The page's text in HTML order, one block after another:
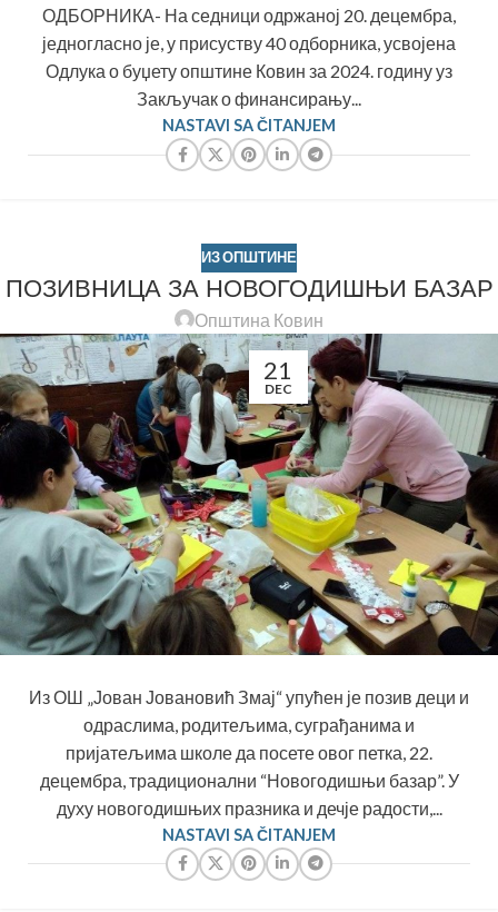
ОДБОРНИКА- На седници одржаној 20. децембра,
једногласно је, у присуству 40 одборника, усвојена
Одлука о буџету општине Ковин за 2024. годину уз
Закључак о финансирању...
NASTAVI SA ČITANJEM
ИЗ ОПШТИНЕ
ПОЗИВНИЦА ЗА НОВОГОДИШЊИ БАЗАР
Општина Ковин
21
DEC
Из ОШ „Јован Јовановић Змај“ упућен је позив деци и
одраслима, родитељима, суграђанима и
пријатељима школе да посете овог петка, 22.
децембра, традиционални “Новогодишњи базар”. У
духу новогодишњих празника и дечје радости,...
NASTAVI SA ČITANJEM